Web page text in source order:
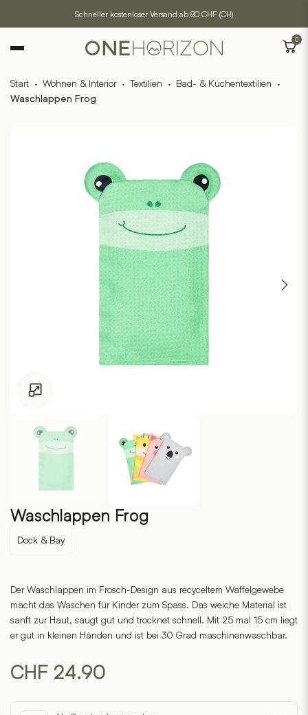
Schneller kostenloser Versand ab 80 CHF (CH)
0
Start · Wohnen & Interior · Textilien · Bad- & Küchentextilien ·
Waschlappen Frog
Waschlappen Frog
Dock & Bay
Der Waschlappen im Frosch-Design aus recyceltem Waffelgewebe
macht das Waschen für Kinder zum Spass. Das weiche Material ist
sanft zur Haut, saugt gut und trocknet schnell. Mit 25 mal 15 cm liegt
er gut in kleinen Händen und ist bei 30 Grad maschinenwaschbar.
CHF 24.90